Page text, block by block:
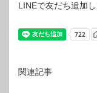
LINEで友だち追加し
関連記事